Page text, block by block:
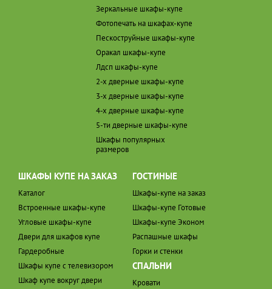
Зеркальные шкафы-купе
Фотопечать на шкафах-купе
Пескоструйные шкафы-купе
Оракал шкафы-купе
Лдсп шкафы-купе
2-х дверные шкафы-купе
3-х дверные шкафы-купе
4-х дверные шкафы-купе
5-ти дверные шкафы-купе
Шкафы популярных
размеров
ШКАФЫ КУПЕ НА ЗАКАЗ
Каталог
Встроенные шкафы-купе
Угловые шкафы-купе
Двери для шкафов купе
Гардеробные
Шкафы купе с телевизором
Шкаф купе вокруг двери
ГОСТИНЫЕ
Шкафы-купе на заказ
Шкафы-купе Готовые
Шкафы-купе Эконом
Распашные шкафы
Горки и стенки
СПАЛЬНИ
Кровати